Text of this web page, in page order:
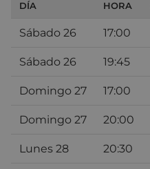
DÍA HORA
Sábado 26 17:00
Sábado 26 19:45
Domingo 27 17:00
Domingo 27 20:00
Lunes 28 20:30